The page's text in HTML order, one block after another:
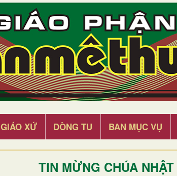
GIÁO XỨ DÒNG TU BAN MỤC VỤ
TIN MỪNG CHÚA